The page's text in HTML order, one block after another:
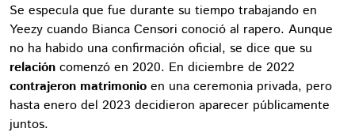
Se especula que fue durante su tiempo trabajando en
Yeezy cuando Bianca Censori conoció al rapero. Aunque
no ha habido una confirmación oficial, se dice que su
relación comenzó en 2020. En diciembre de 2022
contrajeron matrimonio en una ceremonia privada, pero
hasta enero del 2023 decidieron aparecer públicamente
juntos.